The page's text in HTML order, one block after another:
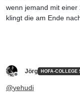
wenn jemand mit
klingt die am Ende
Jörg HOFA-COLLEGE
@yehudi